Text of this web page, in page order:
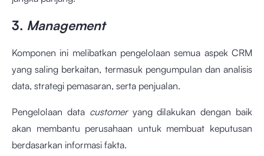
3. Management
Komponen ini melibatkan pengelolaan semua aspek CRM
yang saling berkaitan, termasuk pengumpulan dan analisis
data, strategi pemasaran, serta penjualan.
Pengelolaan data customer yang dilakukan dengan baik
akan membantu perusahaan untuk membuat keputusan
berdasarkan informasi fakta.